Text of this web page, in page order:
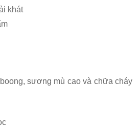
khát
sương mù cao và chữa cháy